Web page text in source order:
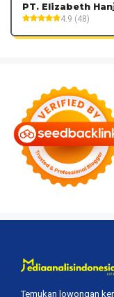
PT. Elizabeth
4.9 (48)
Temukan lowongan